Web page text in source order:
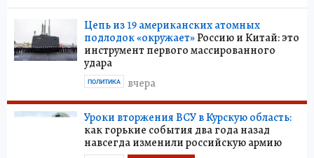
Цепь из 19 американских атомных
подлодок «окружает»Россию и Китай: это
инструмент первого массированного
удара
вчера
ПОЛИТИКА
Уроки вторжения ВСУ в Курскую область:
как горькие события два года назад
навсегда изменили российскую армию